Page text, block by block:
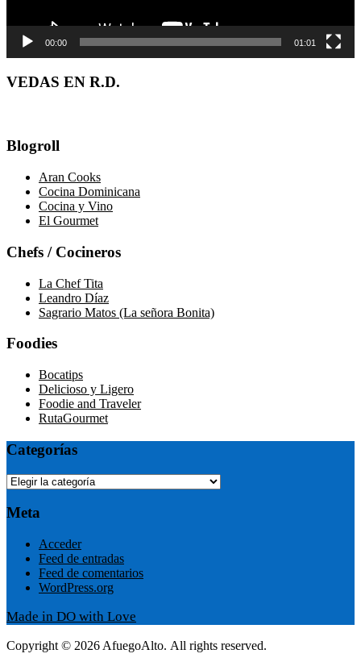
00:00 01:01
VEDAS EN R.D.
Blogroll
Aran Cooks
Cocina Dominicana
Cocina y Vino
El Gourmet
Chefs / Cocineros
La Chef Tita
Leandro Díaz
Sagrario Matos (La señora Bonita)
Foodies
Bocatips
Delicioso y Ligero
Foodie and Traveler
RutaGourmet
Categorías
Categorías
Meta
Acceder
Feed de entradas
Feed de comentarios
WordPress.org
Made in DO with Love
Copyright © 2026 AfuegoAlto. All rights reserved.